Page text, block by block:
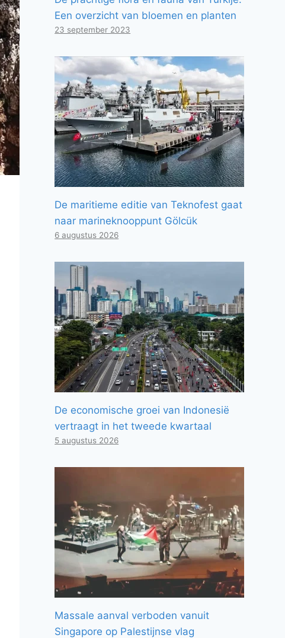
Een overzicht van bloemen en planten
23 september 2023
De maritieme editie van Teknofest gaat
naar marineknooppunt Gölcük
6 augustus 2026
De economische groei van Indonesië
vertraagt ​​in het tweede kwartaal
5 augustus 2026
Massale aanval verboden vanuit
Singapore op Palestijnse vlag